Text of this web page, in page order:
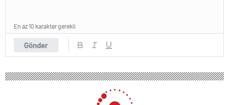
Gönder
En az 10 karakter gerekli